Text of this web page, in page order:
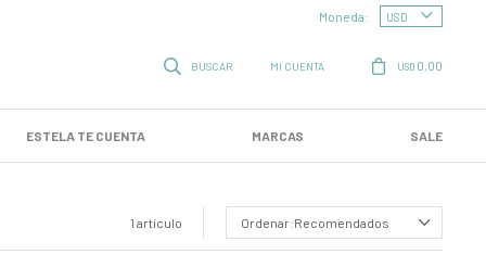
ESTELA TE CUENTA MARCAS SALE
USD 0,00
Moneda:
1 artículo Recomendados